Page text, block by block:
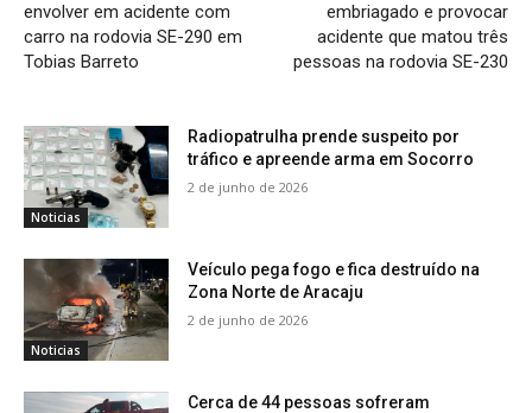
envolver em acidente com
carro na rodovia SE-290 em
Tobias Barreto
embriagado e provocar
acidente que matou três
pessoas na rodovia SE-230
Noticias
Radiopatrulha prende suspeito por
tráfico e apreende arma em Socorro
2 de junho de 2026
Noticias
Veículo pega fogo e fica destruído na
Zona Norte de Aracaju
2 de junho de 2026
Cerca de 44 pessoas sofreram